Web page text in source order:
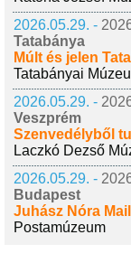
2026.05.29. -
Tatabánya
Múlt és jelen
Tatabányai
2026.05.29. -
Veszprém
Szenvedélyből
Laczkó Dezső
2026.05.29. -
Budapest
Juhász Nóra
Postamúzeum